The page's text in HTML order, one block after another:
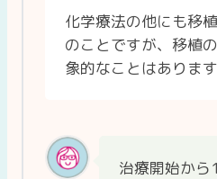
化学療法の他にも移
のことですが、移植
象的なことはありま
治療開始から